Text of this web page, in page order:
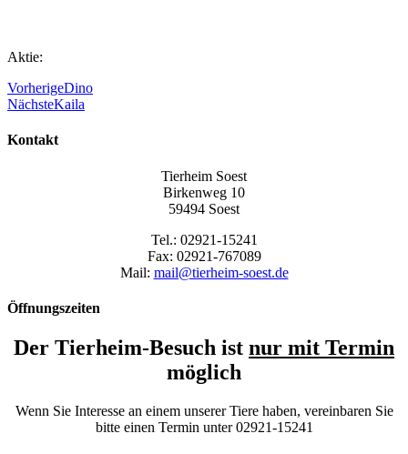
Aktie:
VorherigeDino
NächsteKaila
Kontakt
Tierheim Soest
Birkenweg 10
59494 Soest
Tel.: 02921-15241
Fax: 02921-767089
Mail: mail@tierheim-soest.de
Öffnungszeiten
Der Tierheim-Besuch ist nur mit Termin
möglich
Wenn Sie Interesse an einem unserer Tiere haben, vereinbaren Sie
bitte einen Termin unter 02921-15241